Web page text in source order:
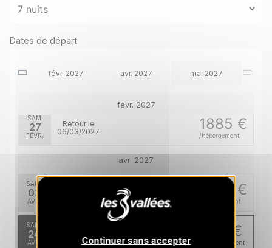
Dates de départ
févr. 2027 avr. 2027 mai 2027
févr. 2027
SAM.
27
FÉVR.
1885 €
/hébergement
Retour le
06/03/2027
avr. 2027
SAM.
03
AVR.
1077 €
/hébergement
SAM.
24
AVR.
741 €
/hébergement
01/05/2027Continuer sans accepter